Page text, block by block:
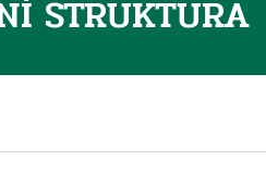
STRUKTURA